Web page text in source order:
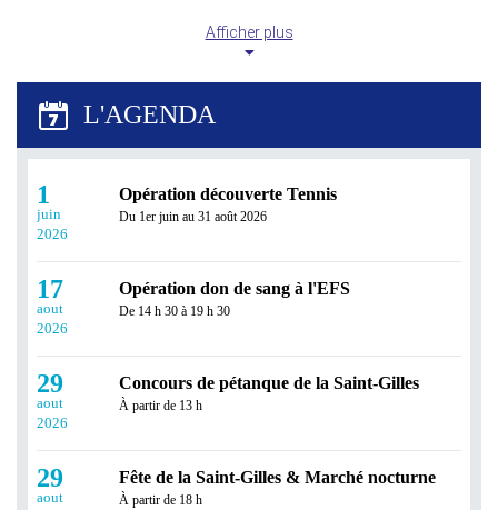
L’Échappée Belle prend ses vacances !
Après une belle saison de partage, de sport et de
convivialité, L’Échappée Belle fait une pause estivale...
Révisez tout l'été avec Réussir en Ligne !
Profitez des vacances pour consolider vos
connaissances ou prendre de l'avance grâce à Réussir en
Ligne...
Afficher plus
1
juin
2026
Opération découverte Tennis
Du 1er juin au 31 août 2026
17
aout
2026
Opération don de sang à l'EFS
De 14 h 30 à 19 h 30
29
aout
2026
Concours de pétanque de la Saint-Gilles
À partir de 13 h
29
aout
Fête de la Saint-Gilles & Marché nocturne
À partir de 18 h